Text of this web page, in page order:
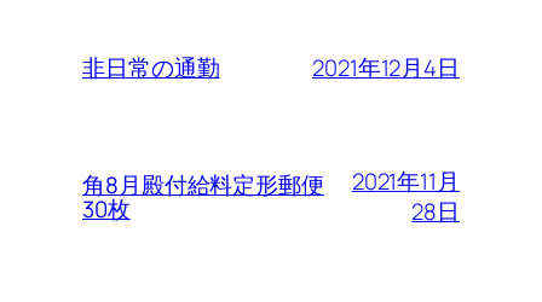
非日常の通勤 2021年12月4日
角8月殿付給料定形郵便
30枚
2021年11月
28日